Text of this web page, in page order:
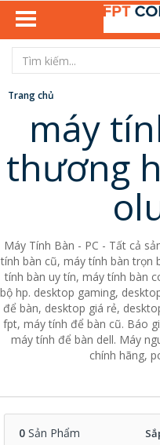
Trang chủ
máy
thương
Máy Tính Bàn - PC - Tất cả
tính bàn cũ, máy tính bàn trọn
tính bàn uy tín, máy tính bàn
bộ hp. desktop gaming,
để bàn, desktop giá rẻ,
fpt, máy tính để bàn cũ. Báo
máy tính để bàn dell. Máy
chính hãng,
0 Sản Phẩm